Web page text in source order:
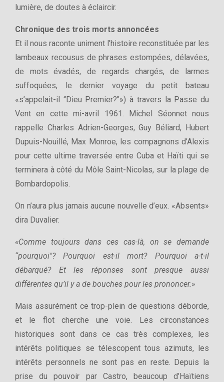
lumière, de doutes à éclaircir.
Chronique des trois morts annoncées
Et il nous raconte uniment l’histoire reconstituée par les
lambeaux recousus de phrases estompées, délavées,
de mots évadés, de regards chargés, de larmes
suffoquées, le dernier voyage du petit bateau
«s’appelait-il “Dieu Premier?"») à travers la Passe du
Vent en cette mi-avril 1961. Michel Séonnet nous
rappelle Charles Adrien-Georges, Guy Béliard, Hubert
Dupuis-Nouillé, Max Monroe, les compagnons d’Alexis
pour cette ultime traversée entre Cuba et Haïti qui se
terminera à côté du Môle Saint-Nicolas, sur la plage de
Bombardopolis.
On n’aura plus jamais aucune nouvelle d’eux. «Absents»
dira Duvalier.
«Comme toujours dans ces cas-là, on se demande
“pourquoi"? Pourquoi est-il mort? Pourquoi a-t-il
débarqué? Et les réponses sont presque aussi
différentes qu’il y a de bouches pour les prononcer.»
Mais assurément ce trop-plein de questions déborde,
et le flot cherche une voie. Les circonstances
historiques sont dans ce cas très complexes, les
intérêts politiques se télescopent tous azimuts, les
intérêts personnels ne sont pas en reste. Depuis la
prise du pouvoir par Castro, beaucoup d’Haïtiens